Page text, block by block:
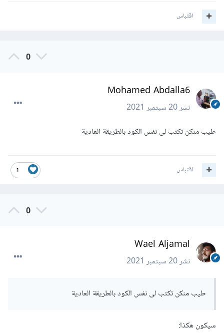
اقتباس
0
Mohamed Abdalla6
نشر20 سبتمبر 2021
طيب منكن تكتب لى نفس الكود بالطريقة العادية
1 اقتباس
0
Wael Aljamal
نشر20 سبتمبر 2021
طيب منكن تكتب لى نفس الكود بالطريقة العادية
سيكون هكذا: